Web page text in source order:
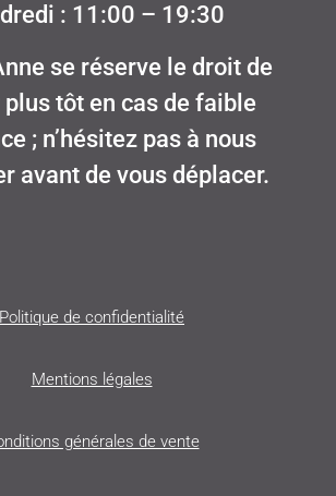
: 11:00 – 19:30
se réserve le droit de
tôt en cas de faible
; n’hésitez pas à nous
avant de vous déplacer.
Politique de confidentialité
Mentions légales
générales de vente